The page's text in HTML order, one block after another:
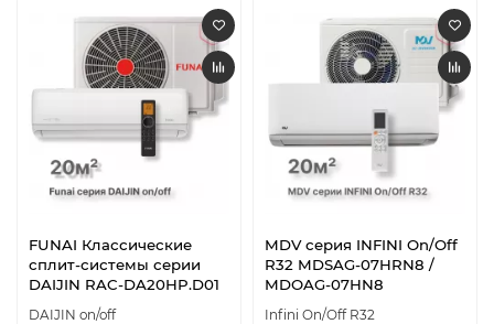
FUNAI Классические
сплит-системы серии
DAIJIN RAC-DA20HP.D01
DAIJIN on/off
MDV серия INFINI On/Off
R32 MDSAG-07HRN8 /
MDOAG-07HN8
Infini On/Off R32